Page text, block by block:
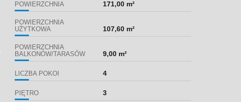
POWIERZCHNIA 171,00 m²
POWIERZCHNIA
UŻYTKOWA
107,60 m²
POWIERZCHNIA
BALKONÓW/TARASÓW
9,00 m²
LICZBA POKOI 4
PIĘTRO 3